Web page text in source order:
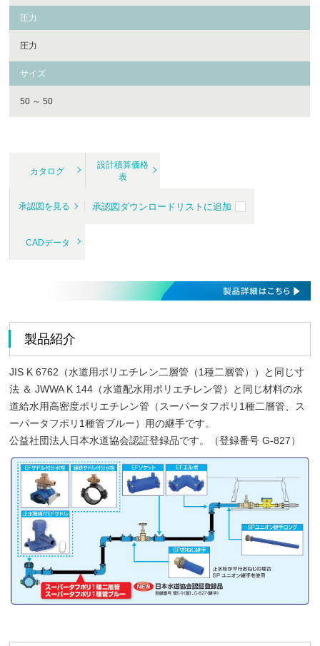
圧力
圧力
サイズ
50 ～ 50
カタログ
設計積算価格
表
承認図を見る 承認図ダウンロードリストに追加
CADデータ
製品紹介
JIS K 6762（水道用ポリエチレン二層管（1種二層管））と同じ寸
法 ＆ JWWA K 144（水道配水用ポリエチレン管）と同じ材料の水
道給水用高密度ポリエチレン管（スーパータフポリ1種二層管、ス
ーパータフポリ1種管ブルー）用の継手です。
公益社団法人日本水道協会認証登録品です。（登録番号 G-827）